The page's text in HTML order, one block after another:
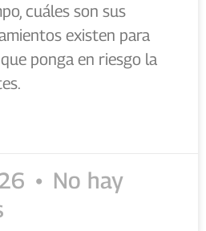
cuáles son sus
existen para
ponga en riesgo la
No hay